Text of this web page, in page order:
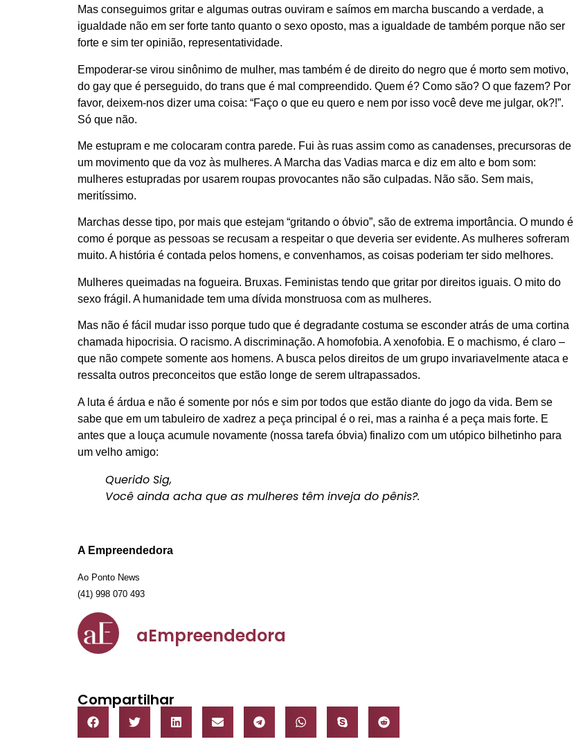
Mas conseguimos gritar e algumas outras ouviram e saímos em marcha buscando a verdade, a
igualdade não em ser forte tanto quanto o sexo oposto, mas a igualdade de também porque não ser
forte e sim ter opinião, representatividade.
Empoderar-se virou sinônimo de mulher, mas também é de direito do negro que é morto sem motivo,
do gay que é perseguido, do trans que é mal compreendido. Quem é? Como são? O que fazem? Por
favor, deixem-nos dizer uma coisa: “Faço o que eu quero e nem por isso você deve me julgar, ok?!”.
Só que não.
Me estupram e me colocaram contra parede. Fui às ruas assim como as canadenses, precursoras de
um movimento que da voz às mulheres. A Marcha das Vadias marca e diz em alto e bom som:
mulheres estupradas por usarem roupas provocantes não são culpadas. Não são. Sem mais,
meritíssimo.
Marchas desse tipo, por mais que estejam “gritando o óbvio”, são de extrema importância. O mundo é
como é porque as pessoas se recusam a respeitar o que deveria ser evidente. As mulheres sofreram
muito. A história é contada pelos homens, e convenhamos, as coisas poderiam ter sido melhores.
Mulheres queimadas na fogueira. Bruxas. Feministas tendo que gritar por direitos iguais. O mito do
sexo frágil. A humanidade tem uma dívida monstruosa com as mulheres.
Mas não é fácil mudar isso porque tudo que é degradante costuma se esconder atrás de uma cortina
chamada hipocrisia. O racismo. A discriminação. A homofobia. A xenofobia. E o machismo, é claro –
que não compete somente aos homens. A busca pelos direitos de um grupo invariavelmente ataca e
ressalta outros preconceitos que estão longe de serem ultrapassados.
A luta é árdua e não é somente por nós e sim por todos que estão diante do jogo da vida. Bem se
sabe que em um tabuleiro de xadrez a peça principal é o rei, mas a rainha é a peça mais forte. E
antes que a louça acumule novamente (nossa tarefa óbvia) finalizo com um utópico bilhetinho para
um velho amigo:
Querido Sig,
Você ainda acha que as mulheres têm inveja do pênis?.
A Empreendedora
Ao Ponto News
(41) 998 070 493
aEmpreendedora
Compartilhar
Lápis de Sobrancelha Líquido à